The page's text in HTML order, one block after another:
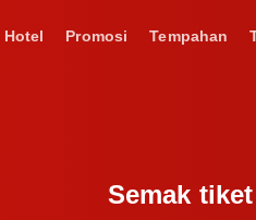
Hotel Promosi Tempahan
Semak